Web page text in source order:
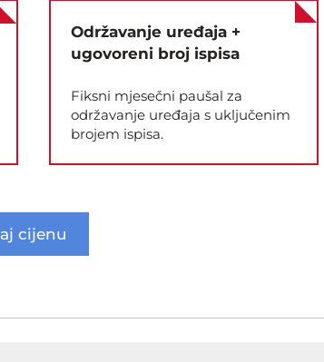
Održavanje uređaja +
ugovoreni broj ispisa
Fiksni mjesečni paušal za
održavanje uređaja s uključenim
brojem ispisa.
cijenu